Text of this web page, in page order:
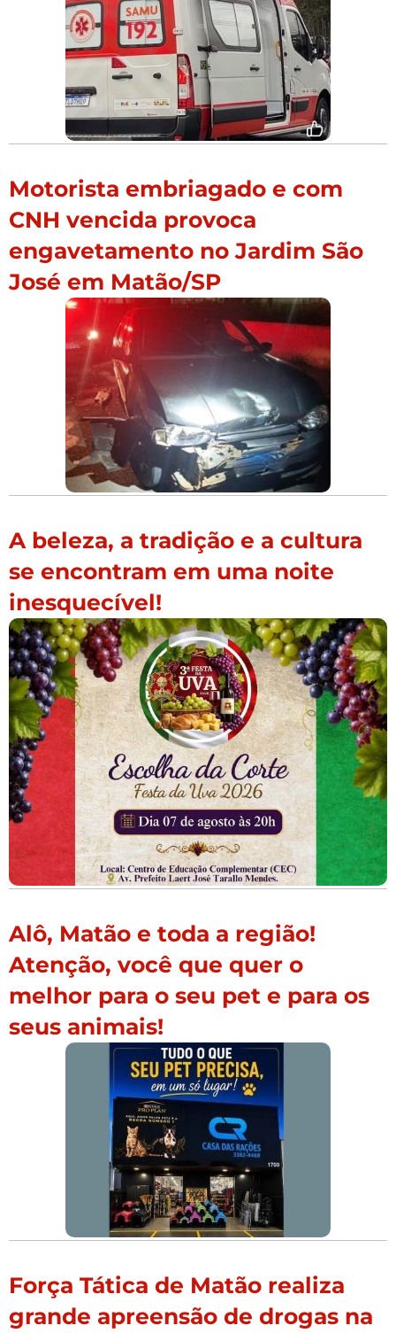
Motorista embriagado e com
CNH vencida provoca
engavetamento no Jardim São
José em Matão/SP
A beleza, a tradição e a cultura
se encontram em uma noite
inesquecível!
Alô, Matão e toda a região!
Atenção, você que quer o
melhor para o seu pet e para os
seus animais!
Força Tática de Matão realiza
grande apreensão de drogas na